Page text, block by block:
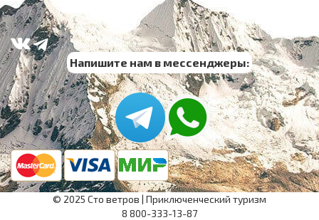
Напишите нам в мессенджеры:
© 2025 Сто ветров | Приключенческий туризм
8 800-333-13-87